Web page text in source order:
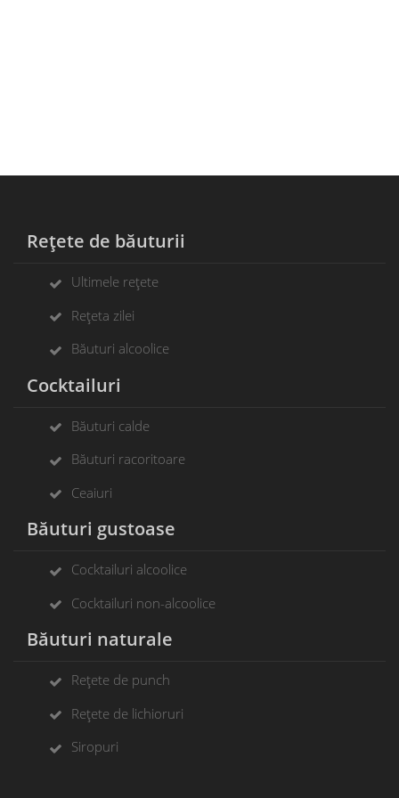
Rețete de băuturii
Ultimele rețete
Rețeta zilei
Băuturi alcoolice
Cocktailuri
Băuturi calde
Băuturi racoritoare
Ceaiuri
Băuturi gustoase
Cocktailuri alcoolice
Cocktailuri non-alcoolice
Băuturi naturale
Rețete de punch
Rețete de lichioruri
Siropuri